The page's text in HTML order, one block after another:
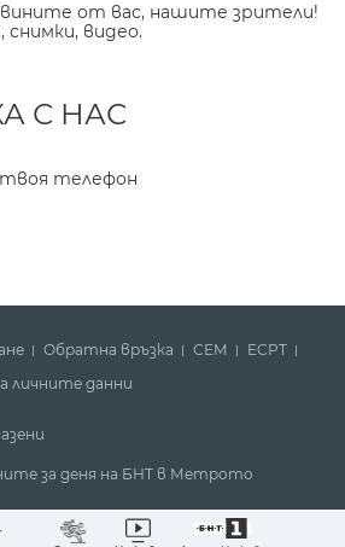
от вас, нашите зрители!
видео.
С НАС
твоя телефон
Обратна връзка СЕМ
ECPT
личните данни
за деня на БНТ в Метрото